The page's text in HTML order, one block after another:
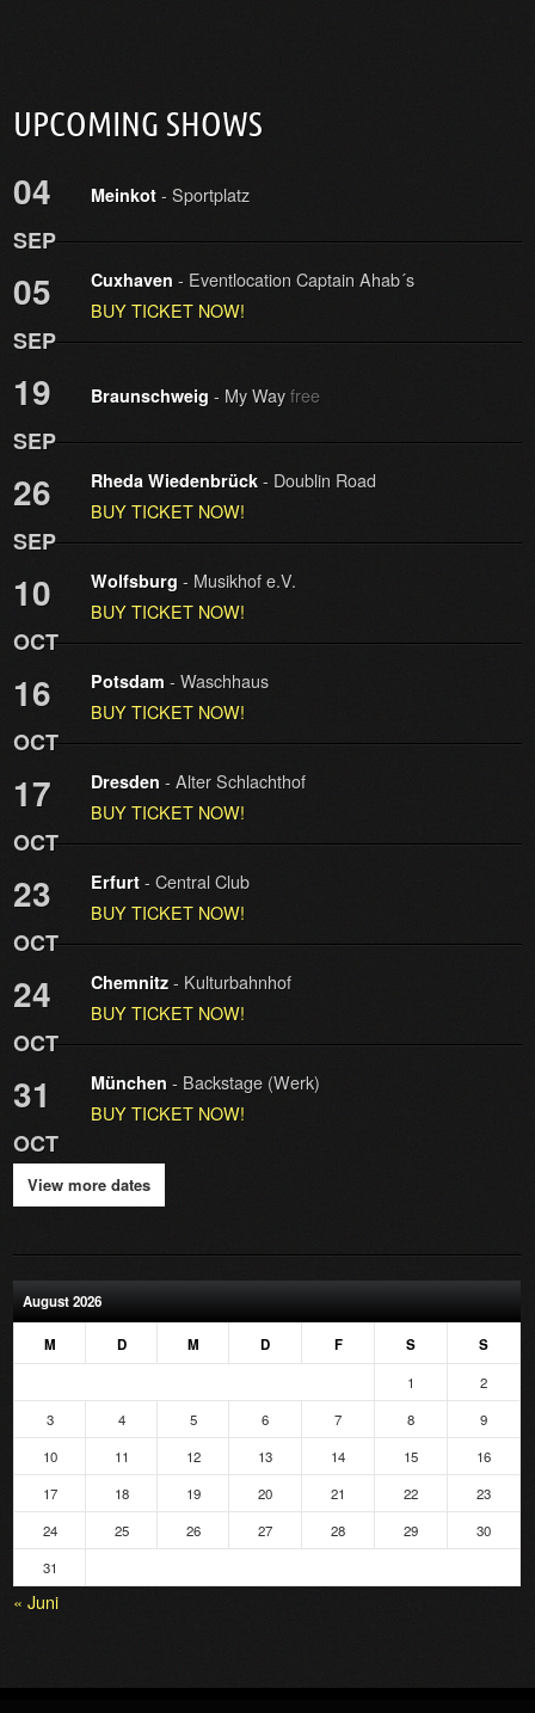
UPCOMING SHOWS
04
SEP
Meinkot - Sportplatz
05
SEP
Cuxhaven - Eventlocation Captain Ahab´s
BUY TICKET NOW!
19
SEP
Braunschweig - My Wayfree
26
SEP
Rheda Wiedenbrück - Doublin Road
BUY TICKET NOW!
10
OCT
Wolfsburg - Musikhof e.V.
BUY TICKET NOW!
16
OCT
Potsdam - Waschhaus
BUY TICKET NOW!
17
OCT
Dresden - Alter Schlachthof
BUY TICKET NOW!
23
OCT
Erfurt - Central Club
BUY TICKET NOW!
24
OCT
Chemnitz - Kulturbahnhof
BUY TICKET NOW!
31
OCT
München - Backstage (Werk)
BUY TICKET NOW!
View more dates
August 2026
M D M D F S S
1
2
3
4 5 6 7 8
9
10
11 12 13 14 15
16
17
18 19 20 21 22
23
24
25 26 27 28 29
30
31
« Juni